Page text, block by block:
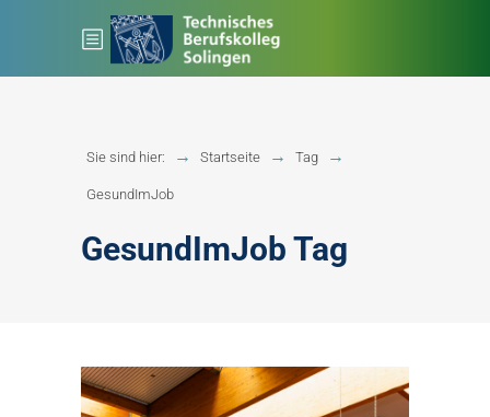
Sie sind hier: Startseite Tag
GesundImJob
GesundImJob Tag